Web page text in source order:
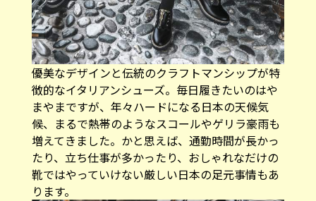
優美なデザインと伝統のクラフトマンシップが特
徴的なイタリアンシューズ。毎日履きたいのはや
まやまですが、年々ハードになる日本の天候気
候、まるで熱帯のようなスコールやゲリラ豪雨も
増えてきました。かと思えば、通勤時間が長かっ
たり、立ち仕事が多かったり、おしゃれなだけの
靴ではやっていけない厳しい日本の足元事情もあ
ります。